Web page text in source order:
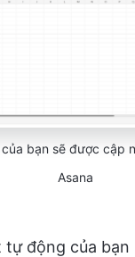
bạn sẽ được cập
Asana
tự động của bạn